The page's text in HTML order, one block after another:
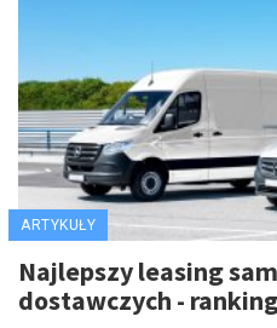
ARTYKUŁY
Najlepszy leasing
dostawczych -